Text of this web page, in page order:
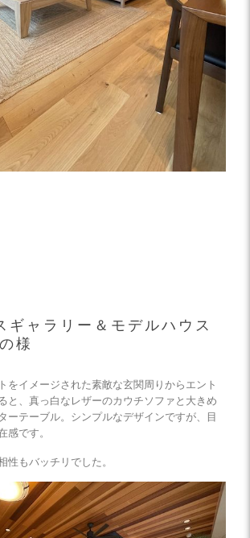
ギャラリー＆モデルハウス
様
をイメージされた素敵な玄関周りからエント
と、真っ白なレザーのカウチソファと大きめ
ーテーブル。シンプルなデザインですが、目
感です。
性もバッチリでした。